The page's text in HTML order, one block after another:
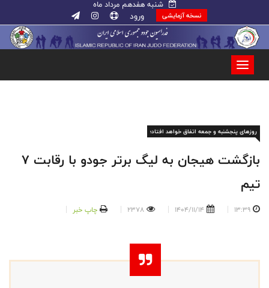
شنبه هفدهم مرداد ماه
نسخه آزمایشی ورود
روزهای پنجشنبه و جمعه اتفاق خواهد افتاد؛
بازگشت هیجان به لیگ برتر جودو با رقابت ۷
تیم
13:39
1404/11/14
2378 چاپ خبر